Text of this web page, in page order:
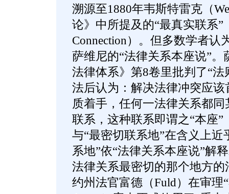
溯源至1880年韦斯特雷克（
论》中所提及的“最真实联系”
Connection）。但多数学者认
萨维尼的“法律关系本座说”
法律体系》第8卷里批判了“
法后认为：解决法律冲突应
质着手，任何一法律关系都
联系，这种联系即谓之“本座”
与“最密切联系地”在含义上近
系地”依“法律关系本座说”解
法律关系最密切的那个地方的
约州法官富德（Fuld）在审理